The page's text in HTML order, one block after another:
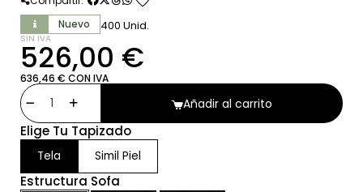
Nuevo 400 Unid.
SIN IVA
526,00 €
636,46 € CON IVA
Añadir al carrito
Elige Tu Tapizado
Tela Simil Piel
Estructura Sofa